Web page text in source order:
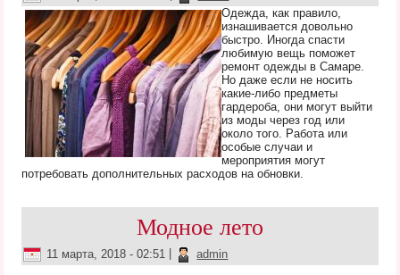
Одежда, как правило,
изнашивается довольно
быстро. Иногда спасти
любимую вещь поможет
ремонт одежды в Самаре.
Но даже если не носить
какие-либо предметы
гардероба, они могут выйти
из моды через год или
около того. Работа или
особые случаи и
мероприятия могут
потребовать дополнительных расходов на обновки.
Модное лето
11 марта, 2018 - 02:51 admin